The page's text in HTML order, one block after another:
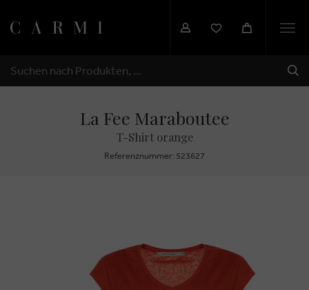
SUCHEN
La Fee Maraboutee
T-Shirt orange
Referenznummer: 523627